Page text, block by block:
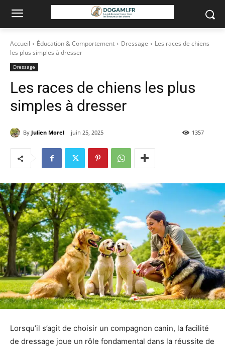
Accueil Éducation & Comportement Dressage
Les races de chiens
les plus simples à dresser
Dressage
Les races de chiens les plus
simples à dresser
By Julien Morel juin 25, 2025 1357
Lorsqu’il s’agit de choisir un compagnon canin, la facilité
de dressage joue un rôle fondamental dans la réussite de